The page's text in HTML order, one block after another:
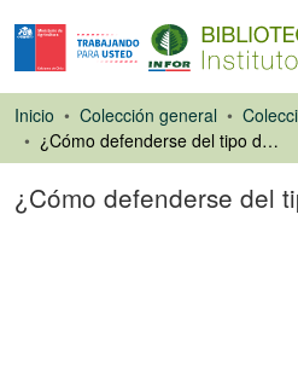
Inicio Colección general
¿Cómo defenderse del tipo de cambio?
¿Cómo defenderse del